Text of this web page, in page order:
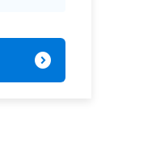
expand_circle_right